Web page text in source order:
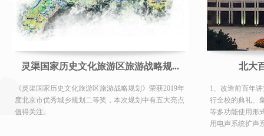
灵渠国家历史文化旅游区旅游战略规...
《灵渠国家历史文化旅游区旅游战略规划》荣获2019年
度北京市优秀城乡规划二等奖，本次规划中有五大亮点
值得关注。
北大
1、改造前百年
行全校的典礼、
等多功能使用形
用电声系统扩声